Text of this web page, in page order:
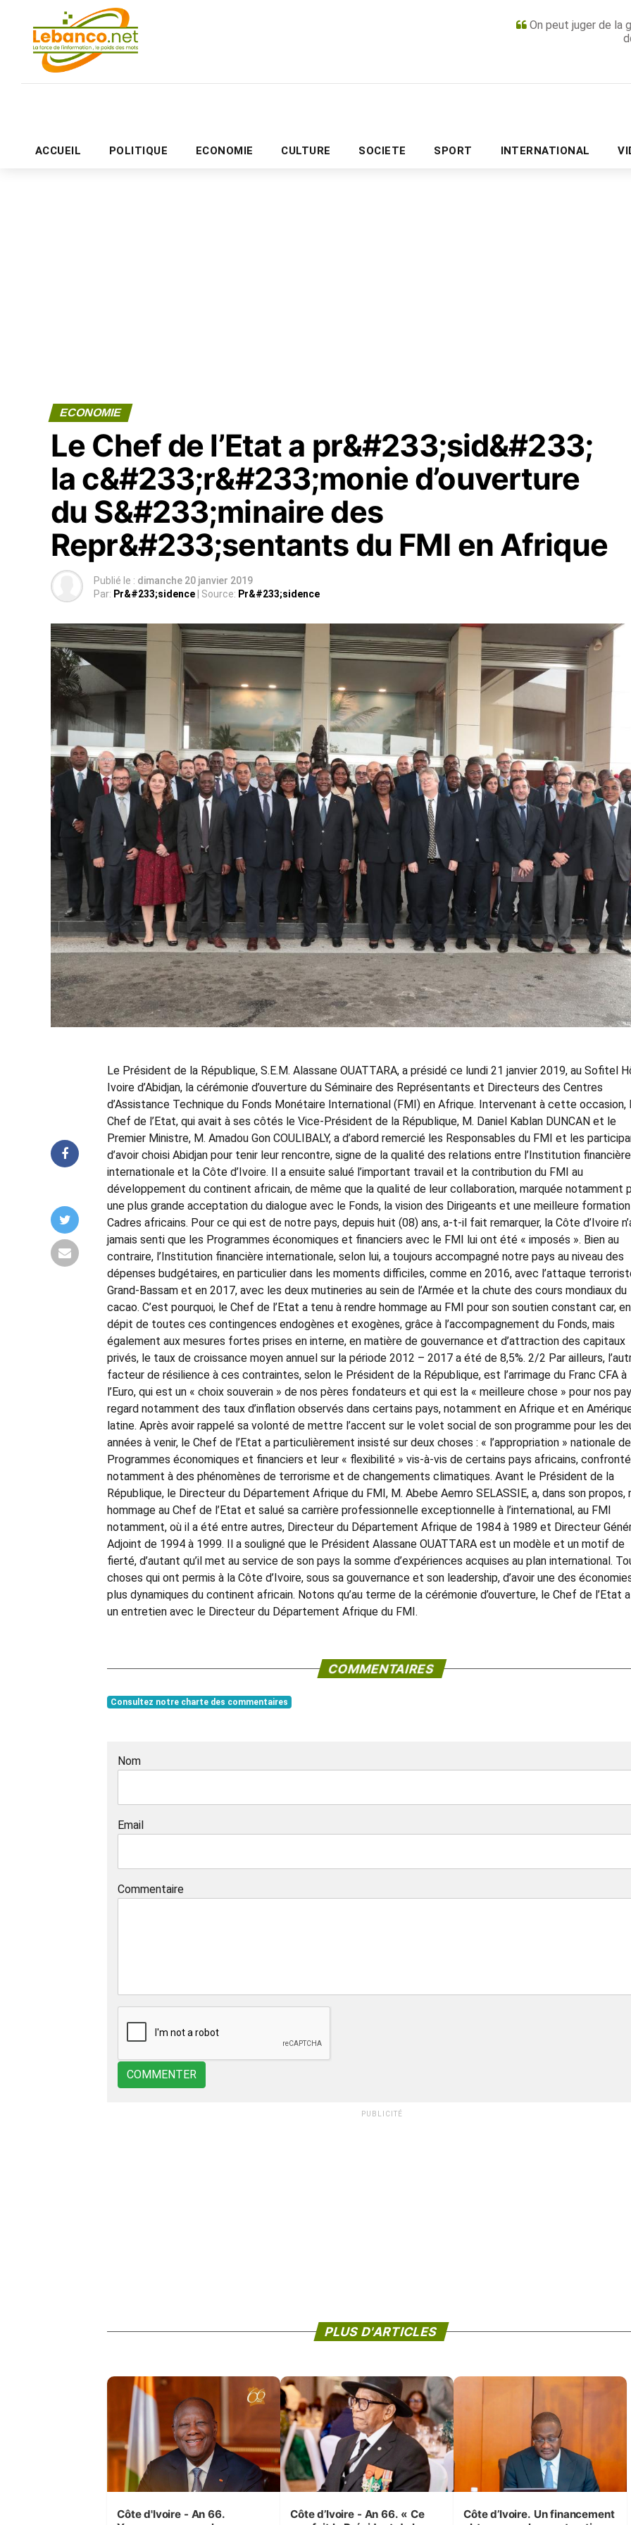
On peut juger de la
ACCUEIL POLITIQUE ECONOMIE CULTURE SOCIETE SPORT INTERNATIONAL
PUBLICITÉ
ECONOMIE
Le Chef de l’Etat a pr&#233;sid&#233;
la c&#233;r&#233;monie d’ouverture
du S&#233;minaire des
Repr&#233;sentants du FMI en Afrique
Publié le : dimanche 20 janvier 2019
Par: Pr&#233;sidence | Source: Pr&#233;sidence
Le Président de la République, S.E.M. Alassane OUATTARA, a présidé ce lundi 21 janvier 2019, au Sofitel
Ivoire d’Abidjan, la cérémonie d’ouverture du Séminaire des Représentants et Directeurs des Centres
d’Assistance Technique du Fonds Monétaire International (FMI) en Afrique. Intervenant à cette occasion,
Chef de l’Etat, qui avait à ses côtés le Vice-Président de la République, M. Daniel Kablan DUNCAN et le
Premier Ministre, M. Amadou Gon COULIBALY, a d’abord remercié les Responsables du FMI et les
d’avoir choisi Abidjan pour tenir leur rencontre, signe de la qualité des relations entre l’Institution financière
internationale et la Côte d’Ivoire. Il a ensuite salué l’important travail et la contribution du FMI au
développement du continent africain, de même que la qualité de leur collaboration, marquée notamment
une plus grande acceptation du dialogue avec le Fonds, la vision des Dirigeants et une meilleure
Cadres africains. Pour ce qui est de notre pays, depuis huit (08) ans, a-t-il fait remarquer, la Côte d’Ivoire
jamais senti que les Programmes économiques et financiers avec le FMI lui ont été « imposés ». Bien au
contraire, l’Institution financière internationale, selon lui, a toujours accompagné notre pays au niveau des
dépenses budgétaires, en particulier dans les moments difficiles, comme en 2016, avec l’attaque
Grand-Bassam et en 2017, avec les deux mutineries au sein de l’Armée et la chute des cours mondiaux du
cacao. C’est pourquoi, le Chef de l’Etat a tenu à rendre hommage au FMI pour son soutien constant car, en
dépit de toutes ces contingences endogènes et exogènes, grâce à l’accompagnement du Fonds, mais
également aux mesures fortes prises en interne, en matière de gouvernance et d’attraction des capitaux
privés, le taux de croissance moyen annuel sur la période 2012 – 2017 a été de 8,5%. 2/2 Par ailleurs,
facteur de résilience à ces contraintes, selon le Président de la République, est l’arrimage du Franc CFA à
l’Euro, qui est un « choix souverain » de nos pères fondateurs et qui est la « meilleure chose » pour nos
regard notamment des taux d’inflation observés dans certains pays, notamment en Afrique et en
latine. Après avoir rappelé sa volonté de mettre l’accent sur le volet social de son programme pour les
années à venir, le Chef de l’Etat a particulièrement insisté sur deux choses : « l’appropriation » nationale
Programmes économiques et financiers et leur « flexibilité » vis-à-vis de certains pays africains,
notamment à des phénomènes de terrorisme et de changements climatiques. Avant le Président de la
République, le Directeur du Département Afrique du FMI, M. Abebe Aemro SELASSIE, a, dans son propos,
hommage au Chef de l’Etat et salué sa carrière professionnelle exceptionnelle à l’international, au FMI
notamment, où il a été entre autres, Directeur du Département Afrique de 1984 à 1989 et Directeur
Adjoint de 1994 à 1999. Il a souligné que le Président Alassane OUATTARA est un modèle et un motif de
fierté, d’autant qu’il met au service de son pays la somme d’expériences acquises au plan international.
choses qui ont permis à la Côte d’Ivoire, sous sa gouvernance et son leadership, d’avoir une des
plus dynamiques du continent africain. Notons qu’au terme de la cérémonie d’ouverture, le Chef de l’Etat
un entretien avec le Directeur du Département Afrique du FMI.
COMMENTAIRES
Consultez notre charte des commentaires
Nom
Email
Commentaire
COMMENTER
PUBLICITÉ
PLUS D'ARTICLES
Côte d'Ivoire - An 66.
Côte d’Ivoire - An 66. « Ce
Côte d’Ivoire. Un financement